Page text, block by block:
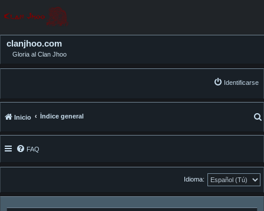
clanjhoo.com
Gloria al Clan Jhoo
Identificarse
Inicio Índice general
FAQ
Idioma: